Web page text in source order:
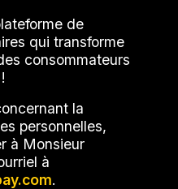
de
qui transforme
consommateurs
la
personnelles,
à Monsieur
à
.